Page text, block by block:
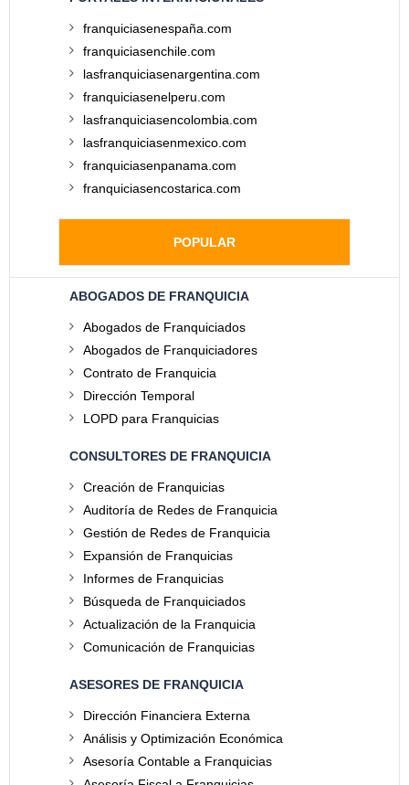
franquiciasenespaña.com
franquiciasenchile.com
lasfranquiciasenargentina.com
franquiciasenelperu.com
lasfranquiciasencolombia.com
lasfranquiciasenmexico.com
franquiciasenpanama.com
franquiciasencostarica.com
POPULAR
ABOGADOS DE FRANQUICIA
Abogados de Franquiciados
Abogados de Franquiciadores
Contrato de Franquicia
Dirección Temporal
LOPD para Franquicias
CONSULTORES DE FRANQUICIA
Creación de Franquicias
Auditoría de Redes de Franquicia
Gestión de Redes de Franquicia
Expansión de Franquicias
Informes de Franquicias
Búsqueda de Franquiciados
Actualización de la Franquicia
Comunicación de Franquicias
ASESORES DE FRANQUICIA
Dirección Financiera Externa
Análisis y Optimización Económica
Asesoría Contable a Franquicias